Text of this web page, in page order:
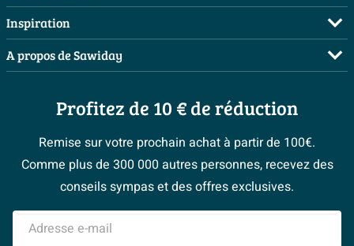
Commander
Payer
Livraison / retrait
Garantie & réclamations
Politique d’avis
> Service client
Demandez votre devis
Planificateur 3D
Les bons tuyaux
> Espace Conseil
Inspiration
Salles de bains complètes
Inspiration toilettes
Moodboards
Magazine
#Mysawiday
> Inspiration salle de bains
A propos de Sawiday
Postes vacants
Sawiday PRO
Fevad
Ils parlent de nous
Mentions légales
Profitez de 10 € de réduction
Remise sur votre prochain achat à partir de 100€.
Comme plus de 300 000 autres personnes, recevez des
conseils sympas et des offres exclusives.
Adresse e-mail